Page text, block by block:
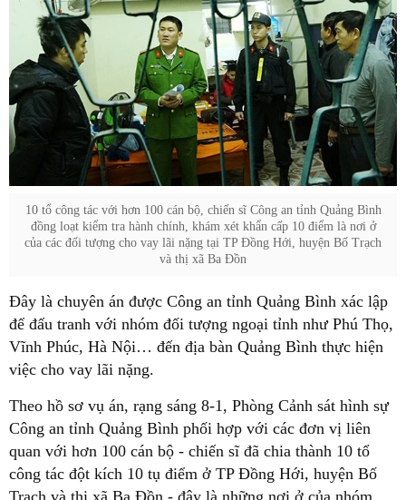
10 tổ công tác với hơn 100 cán bộ, chiến sĩ Công an tỉnh Quảng Bình
đồng loạt kiểm tra hành chính, khám xét khẩn cấp 10 điểm là nơi ở
của các đối tượng cho vay lãi nặng tại TP Đồng Hới, huyện Bố Trạch
và thị xã Ba Đồn
Đây là chuyên án được Công an tỉnh Quảng Bình xác lập
để đấu tranh với nhóm đối tượng ngoại tỉnh như Phú Thọ,
Vĩnh Phúc, Hà Nội… đến địa bàn Quảng Bình thực hiện
việc cho vay lãi nặng.
Theo hồ sơ vụ án, rạng sáng 8-1, Phòng Cảnh sát hình sự
Công an tỉnh Quảng Bình phối hợp với các đơn vị liên
quan với hơn 100 cán bộ - chiến sĩ đã chia thành 10 tổ
công tác đột kích 10 tụ điểm ở TP Đồng Hới, huyện Bố